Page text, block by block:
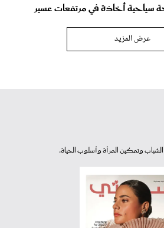
سياحية أخاذة في مرتفعات عسير
عرض المزيد
وتمكين المرأة وأسلوب الحياة.